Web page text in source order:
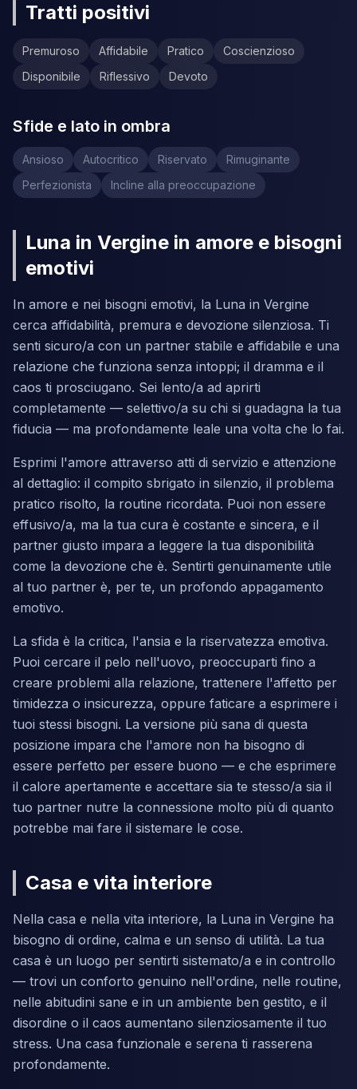
Tratti positivi
Premuroso Affidabile Pratico
Coscienzioso
Disponibile
Riflessivo Devoto
Sfide e lato in ombra
Ansioso Autocritico Riservato
Rimuginante
Perfezionista
Incline alla preoccupazione
Luna in Vergine in amore e bisogni
emotivi
In amore e nei bisogni emotivi, la Luna in Vergine
cerca affidabilità, premura e devozione silenziosa. Ti
senti sicuro/a con un partner stabile e affidabile e una
relazione che funziona senza intoppi; il dramma e il
caos ti prosciugano. Sei lento/a ad aprirti
completamente — selettivo/a su chi si guadagna la tua
fiducia — ma profondamente leale una volta che lo fai.
Esprimi l'amore attraverso atti di servizio e attenzione
al dettaglio: il compito sbrigato in silenzio, il problema
pratico risolto, la routine ricordata. Puoi non essere
effusivo/a, ma la tua cura è costante e sincera, e il
partner giusto impara a leggere la tua disponibilità
come la devozione che è. Sentirti genuinamente utile
al tuo partner è, per te, un profondo appagamento
emotivo.
La sfida è la critica, l'ansia e la riservatezza emotiva.
Puoi cercare il pelo nell'uovo, preoccuparti fino a
creare problemi alla relazione, trattenere l'affetto per
timidezza o insicurezza, oppure faticare a esprimere i
tuoi stessi bisogni. La versione più sana di questa
posizione impara che l'amore non ha bisogno di
essere perfetto per essere buono — e che esprimere
il calore apertamente e accettare sia te stesso/a sia il
tuo partner nutre la connessione molto più di quanto
potrebbe mai fare il sistemare le cose.
Casa e vita interiore
Nella casa e nella vita interiore, la Luna in Vergine ha
bisogno di ordine, calma e un senso di utilità. La tua
casa è un luogo per sentirti sistemato/a e in controllo
— trovi un conforto genuino nell'ordine, nelle routine,
nelle abitudini sane e in un ambiente ben gestito, e il
disordine o il caos aumentano silenziosamente il tuo
stress. Una casa funzionale e serena ti rasserena
profondamente.